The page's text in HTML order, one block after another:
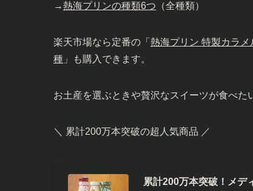
→熱海プリンの種類6つ （全種類）
楽天市場なら定番の「 熱海プリン 特製カラメ
種 」も購入できます。
お土産を選ぶときや贅沢なスイーツが食べた
＼ 累計200万本突破の超人気商品 ／
累計200万本突破！メデ